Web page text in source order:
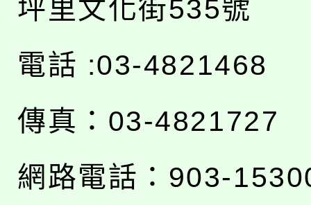
坪里文化街535號
電話 :03-4821468
傳真：03-4821727
網路電話：903-